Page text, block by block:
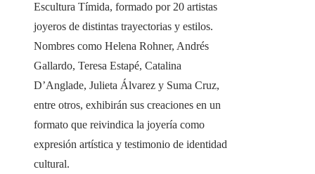
Escultura Tímida, formado por 20 artistas
joyeros de distintas trayectorias y estilos.
Nombres como Helena Rohner, Andrés
Gallardo, Teresa Estapé, Catalina
D’Anglade, Julieta Álvarez y Suma Cruz,
entre otros, exhibirán sus creaciones en un
formato que reivindica la joyería como
expresión artística y testimonio de identidad
cultural.